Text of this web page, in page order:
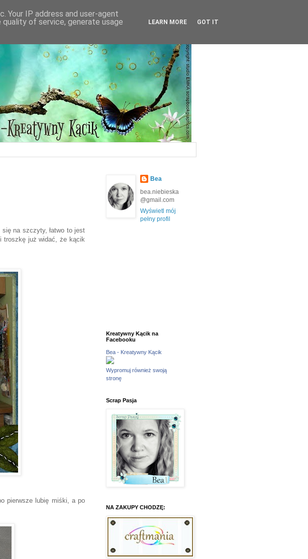
się na szczyty, łatwo to jest
troszkę już widać, że kącik
pierwsze lubię miśki, a po
Bea
bea.niebieska
@gmail.com
Wyświetl mój
pełny profil
Kreatywny Kącik na
Facebooku
Bea - Kreatywny Kącik
Wypromuj również swoją
stronę
Scrap Pasja
NA ZAKUPY CHODZĘ:
Your IP address and user-agent
of service, generate usage
LEARN MORE GOT IT